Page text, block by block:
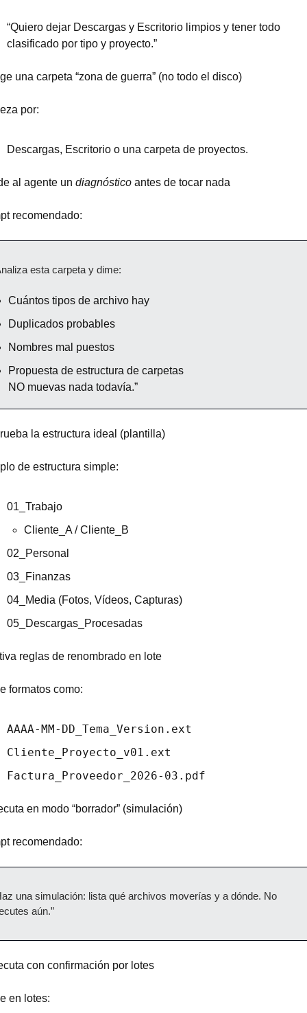
“Quiero dejar Descargas y Escritorio limpios y tener todo
clasificado por tipo y proyecto.”
una carpeta “zona de guerra” (no todo el disco)
por:
Descargas, Escritorio o una carpeta de proyectos.
al agente un diagnóstico antes de tocar nada
recomendado:
esta carpeta y dime:
Cuántos tipos de archivo hay
Duplicados probables
Nombres mal puestos
Propuesta de estructura de carpetas
NO muevas nada todavía.”
la estructura ideal (plantilla)
de estructura simple:
01_Trabajo
Cliente_A / Cliente_B
02_Personal
03_Finanzas
04_Media (Fotos, Vídeos, Capturas)
05_Descargas_Procesadas
reglas de renombrado en lote
formatos como:
AAAA-MM-DD_Tema_Version.ext
Cliente_Proyecto_v01.ext
Factura_Proveedor_2026-03.pdf
en modo “borrador” (simulación)
recomendado:
una simulación: lista qué archivos moverías y a dónde. No
aún.”
con confirmación por lotes
en lotes: